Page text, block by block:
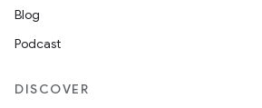
Blog
Podcast
DISCOVER